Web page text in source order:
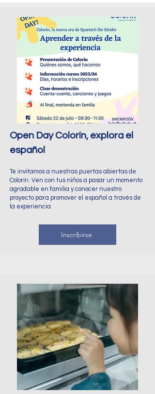
Open Day Colorín, explora el
español
Te invitamos a nuestras puertas abiertas de
Colorín. Ven con tus niños a pasar un momento
agradable en familia y conocer nuestro
proyecto para promover el español a través de
la experiencia
Inscribirse